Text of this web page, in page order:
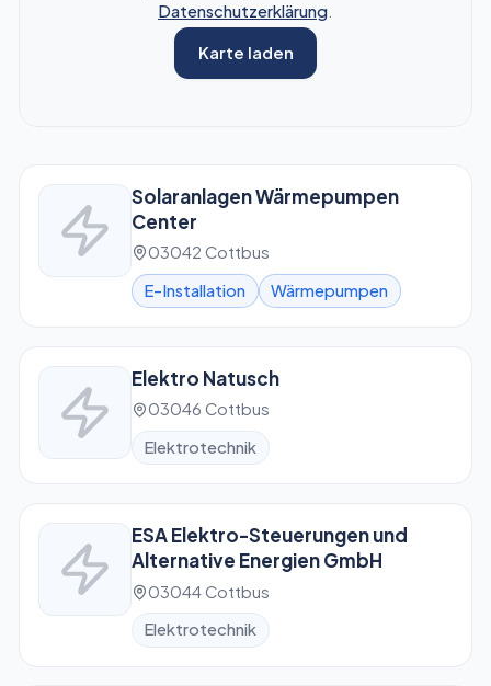
Datenschutzerklärung
Karte laden
Solaranlagen Wärmepumpen
Center
03042 Cottbus
E-Installation
Wärmepumpen
Elektro Natusch
03046 Cottbus
Elektrotechnik
ESA Elektro-Steuerungen und
Alternative Energien GmbH
03044 Cottbus
Elektrotechnik